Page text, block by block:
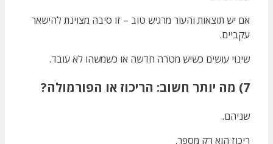
אם יש תוצאות והעור מרגיש טוב – זו סיבה מצוינת להישאר
עקביים.
שינוי עושים כשיש מטרה חדשה או כשמשהו לא עובד.
7) מה יותר חשוב: הריכוז או הפורמולה?
שניהם.
ריכוז הוא רק מספר.